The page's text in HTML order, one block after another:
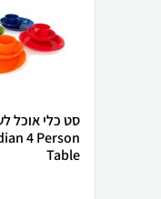
סט כלי אוכל
4 Person
Table